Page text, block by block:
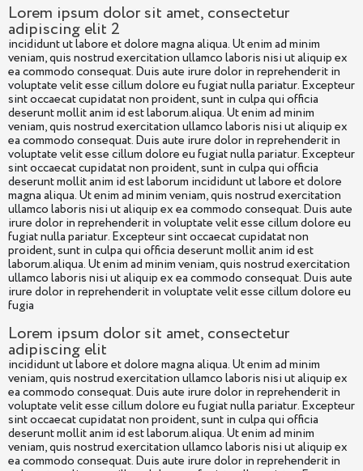
Lorem ipsum dolor sit amet, consectetur
adipiscing elit 2
incididunt ut labore et dolore magna aliqua. Ut enim ad minim
veniam, quis nostrud exercitation ullamco laboris nisi ut aliquip ex
ea commodo consequat. Duis aute irure dolor in reprehenderit in
voluptate velit esse cillum dolore eu fugiat nulla pariatur. Excepteur
sint occaecat cupidatat non proident, sunt in culpa qui officia
deserunt mollit anim id est laborum.aliqua. Ut enim ad minim
veniam, quis nostrud exercitation ullamco laboris nisi ut aliquip ex
ea commodo consequat. Duis aute irure dolor in reprehenderit in
voluptate velit esse cillum dolore eu fugiat nulla pariatur. Excepteur
sint occaecat cupidatat non proident, sunt in culpa qui officia
deserunt mollit anim id est laborum incididunt ut labore et dolore
magna aliqua. Ut enim ad minim veniam, quis nostrud exercitation
ullamco laboris nisi ut aliquip ex ea commodo consequat. Duis aute
irure dolor in reprehenderit in voluptate velit esse cillum dolore eu
fugiat nulla pariatur. Excepteur sint occaecat cupidatat non
proident, sunt in culpa qui officia deserunt mollit anim id est
laborum.aliqua. Ut enim ad minim veniam, quis nostrud exercitation
ullamco laboris nisi ut aliquip ex ea commodo consequat. Duis aute
irure dolor in reprehenderit in voluptate velit esse cillum dolore eu
fugia
Lorem ipsum dolor sit amet, consectetur
adipiscing elit
incididunt ut labore et dolore magna aliqua. Ut enim ad minim
veniam, quis nostrud exercitation ullamco laboris nisi ut aliquip ex
ea commodo consequat. Duis aute irure dolor in reprehenderit in
voluptate velit esse cillum dolore eu fugiat nulla pariatur. Excepteur
sint occaecat cupidatat non proident, sunt in culpa qui officia
deserunt mollit anim id est laborum.aliqua. Ut enim ad minim
veniam, quis nostrud exercitation ullamco laboris nisi ut aliquip ex
ea commodo consequat. Duis aute irure dolor in reprehenderit in